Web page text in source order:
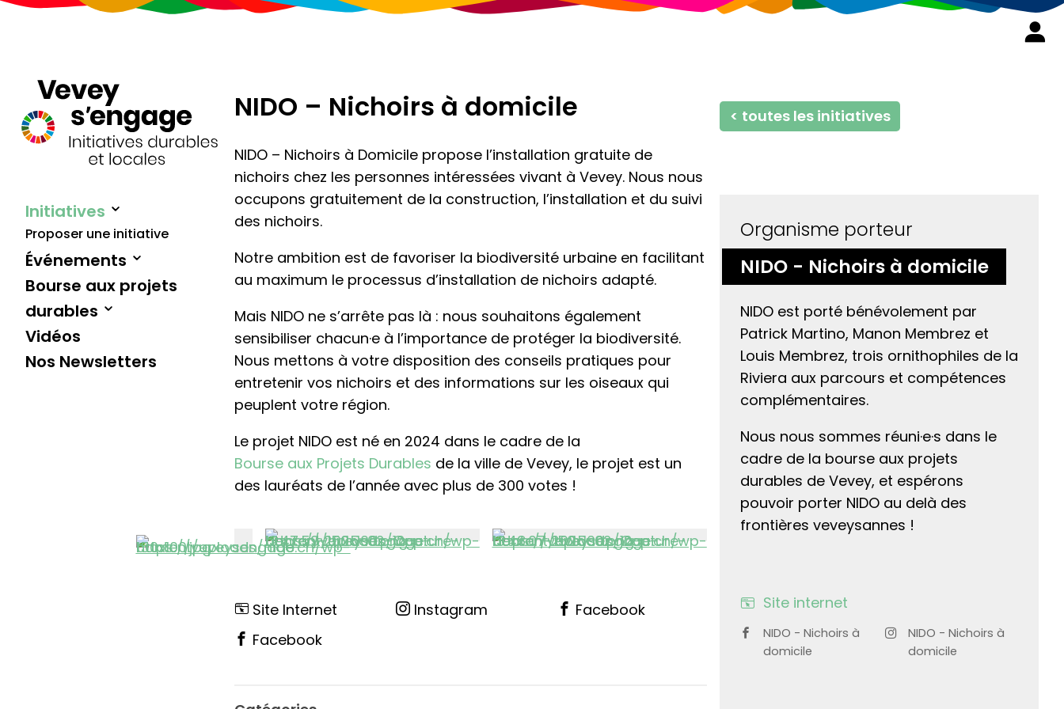
Initiatives
Proposer une initiative
Événements
Bourse aux projets
durables
Vidéos
Nos Newsletters
NIDO – Nichoirs à domicile
NIDO – Nichoirs à Domicile propose l’installation gratuite de
nichoirs chez les personnes intéressées vivant à Vevey. Nous nous
occupons gratuitement de la construction, l’installation et du suivi
des nichoirs.
Notre ambition est de favoriser la biodiversité urbaine en facilitant
au maximum le processus d’installation de nichoirs adapté.
Mais NIDO ne s’arrête pas là : nous souhaitons également
sensibiliser chacun·e à l’importance de protéger la biodiversité.
Nous mettons à votre disposition des conseils pratiques pour
entretenir vos nichoirs et des informations sur les oiseaux qui
peuplent votre région.
Le projet NIDO est né en 2024 dans le cadre de la
Bourse aux Projets Durables de la ville de Vevey, le projet est un
des lauréats de l’année avec plus de 300 votes !
Site Internet Instagram
Facebook
Facebook
< toutes les initiatives
Organisme porteur
NIDO - Nichoirs à domicile
NIDO est porté bénévolement par
Patrick Martino, Manon Membrez et
Louis Membrez, trois ornithophiles de la
Riviera aux parcours et compétences
complémentaires.
Nous nous sommes réuni·e·s dans le
cadre de la bourse aux projets
durables de Vevey, et espérons
pouvoir porter NIDO au delà des
frontières veveysannes !
Site internet
NIDO - Nichoirs à
domicile
NIDO - Nichoirs à
domicile